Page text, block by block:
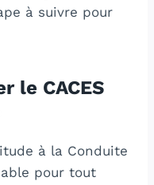
à suivre pour
le CACES
à la Conduite
pour tout